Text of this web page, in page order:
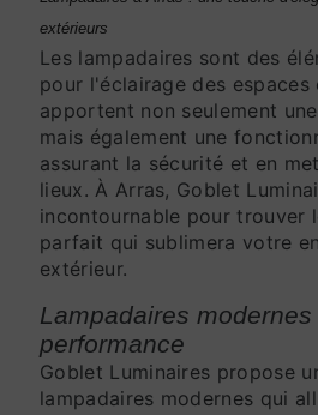
extérieurs
Les lampadaires sont des
pour l'éclairage des espaces
apportent non seulement
mais également une
assurant la sécurité et en
lieux. À Arras, Goblet
incontournable pour trouver
parfait qui sublimera votre
extérieur.
Lampadaires
performance
Goblet Luminaires propose
lampadaires modernes qui